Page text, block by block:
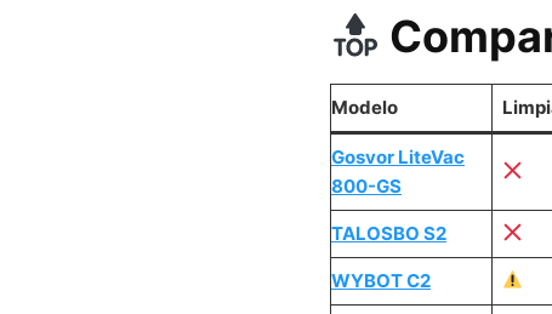
Modelo
Gosvor LiteVac
800-GS
TALOSBO S2
WYBOT C2